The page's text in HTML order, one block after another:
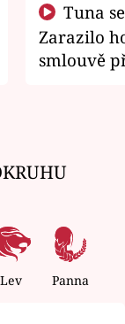
Zarazilo
smlouvě
Lev Panna